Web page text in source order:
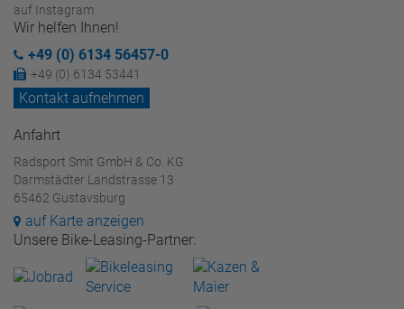
auf Instagram
Wir helfen Ihnen!
+49 (0) 6134 56457-0
+49 (0) 6134 53441
Kontakt aufnehmen
Anfahrt
Radsport Smit GmbH & Co. KG
Darmstädter Landstrasse 13
65462 Gustavsburg
auf Karte anzeigen
Unsere Bike-Leasing-Partner: